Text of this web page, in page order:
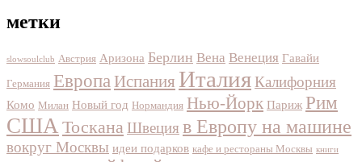
метки
slowsoulclub Австрия Аризона Берлин Вена Венеция Гавайи
Германия Европа Испания ИталияКалифорния
Комо Милан Новый год Нормандия Нью-Йорк Париж Рим
США ТосканаШвеция в Европу на машине
вокруг Москвы идеи подарков кафе и рестораны Москвы книги